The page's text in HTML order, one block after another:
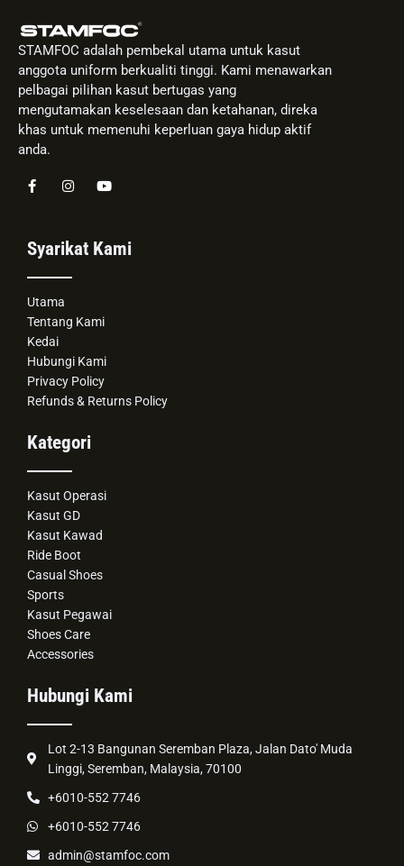
STAMFOC adalah pembekal utama untuk kasut
anggota uniform berkualiti tinggi. Kami menawarkan
pelbagai pilihan kasut bertugas yang
mengutamakan keselesaan dan ketahanan, direka
khas untuk memenuhi keperluan gaya hidup aktif
anda.
Syarikat Kami
Utama
Tentang Kami
Kedai
Hubungi Kami
Privacy Policy
Refunds & Returns Policy
Kategori
Kasut Operasi
Kasut GD
Kasut Kawad
Ride Boot
Casual Shoes
Sports
Kasut Pegawai
Shoes Care
Accessories
Hubungi Kami
Lot 2-13 Bangunan Seremban Plaza, Jalan Dato' Muda
Linggi, Seremban, Malaysia, 70100
+6010-552 7746
+6010-552 7746
admin@stamfoc.com